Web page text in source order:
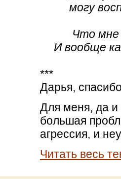
могу
Что мне
И вообще
***
Дарья,
Для меня, да и
большая
агрессия, и
Читать весь